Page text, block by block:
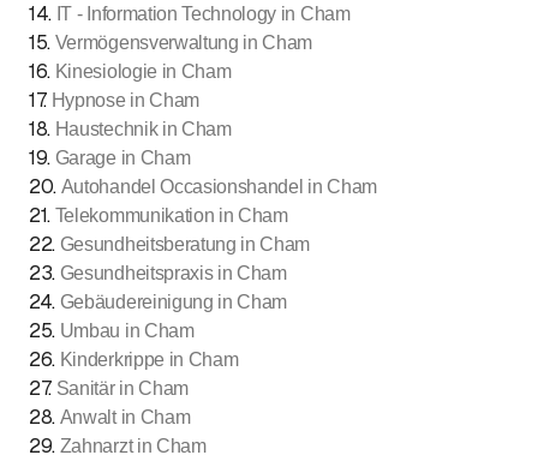
14. IT - Information Technology in Cham
15. Vermögensverwaltung in Cham
16. Kinesiologie in Cham
17. Hypnose in Cham
18. Haustechnik in Cham
19. Garage in Cham
20. Autohandel Occasionshandel in Cham
21. Telekommunikation in Cham
22. Gesundheitsberatung in Cham
23. Gesundheitspraxis in Cham
24. Gebäudereinigung in Cham
25. Umbau in Cham
26. Kinderkrippe in Cham
27. Sanitär in Cham
28. Anwalt in Cham
29. Zahnarzt in Cham